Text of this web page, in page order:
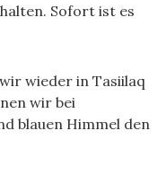
Sofort ist es
wieder in Tasiilaq
wir bei
blauen Himmel den